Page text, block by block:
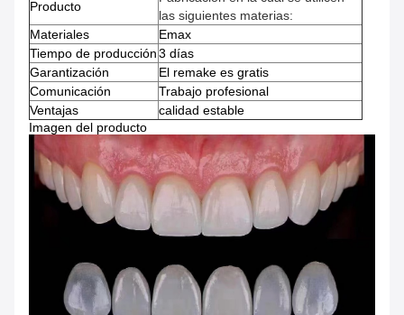
Producto
las siguientes materias:
Materiales
Emax
Tiempo de producción3 días
Garantización
El remake es gratis
Comunicación
Trabajo profesional
Ventajas
calidad estable
Imagen del producto